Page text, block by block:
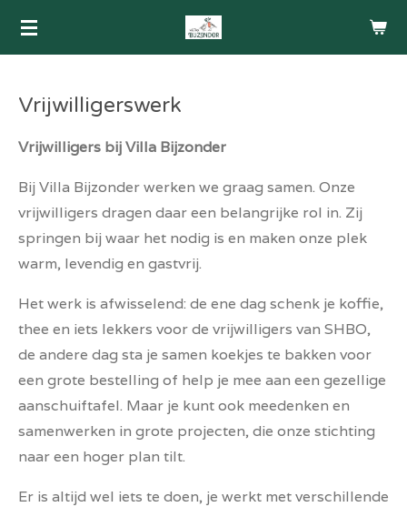
Ga
deVrijwilligerswerk
Vrijwilligers bij Villa Bijzonder
Bij Villa Bijzonder werken we graag samen. Onze
vrijwilligers dragen daar een belangrijke rol in. Zij
springen bij waar het nodig is en maken onze plek
warm, levendig en gastvrij.
Het werk is afwisselend: de ene dag schenk je koffie,
thee en iets lekkers voor de vrijwilligers van SHBO,
de andere dag sta je samen koekjes te bakken voor
een grote bestelling of help je mee aan een gezellige
aanschuiftafel. Maar je kunt ook meedenken en
samenwerken in grote projecten, die onze stichting
naar een hoger plan tilt.
Er is altijd wel iets te doen, je werkt met verschillende